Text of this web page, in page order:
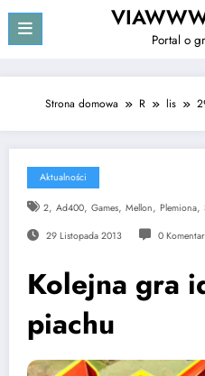
treści
Portal o
Strona domowa R lis
Aktualności
2, Ad400, Games, Mellon, Plemiona,
29 Listopada 2013 0
Kolejna gra
piachu